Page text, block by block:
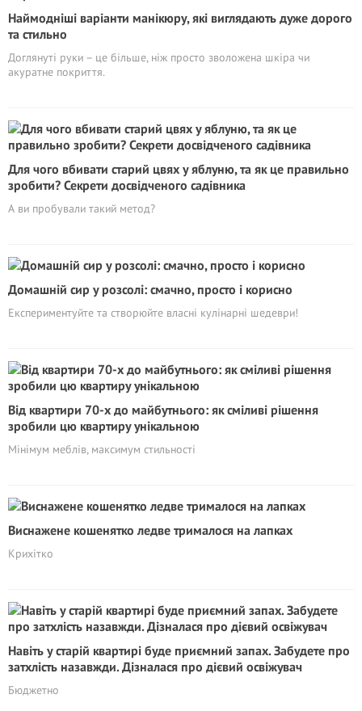
Наймодніші варіанти манікюру, які виглядають дуже дорого
та стильно
Доглянуті руки – це більше, ніж просто зволожена шкіра чи
акуратне покриття.
Для чого вбивати старий цвях у яблуню, та як це правильно
зробити? Секрети досвідченого садівника
А ви пробували такий метод?
Домашній сир у розсолі: смачно, просто і корисно
Експериментуйте та створюйте власні кулінарні шедеври!
Від квартири 70-х до майбутнього: як сміливі рішення
зробили цю квартиру унікальною
Мінімум меблів, максимум стильності
Виснажене кошенятко ледве трималося на лапках
Крихітко
Навіть у старій квартирі буде приємний запах. Забудете про
затхлість назавжди. Дізналася про дієвий освіжувач
Бюджетно